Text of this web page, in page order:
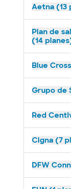
Aetna (13
Plan de
(14
Blue
Grupo de
Red
Cigna (7
DFW